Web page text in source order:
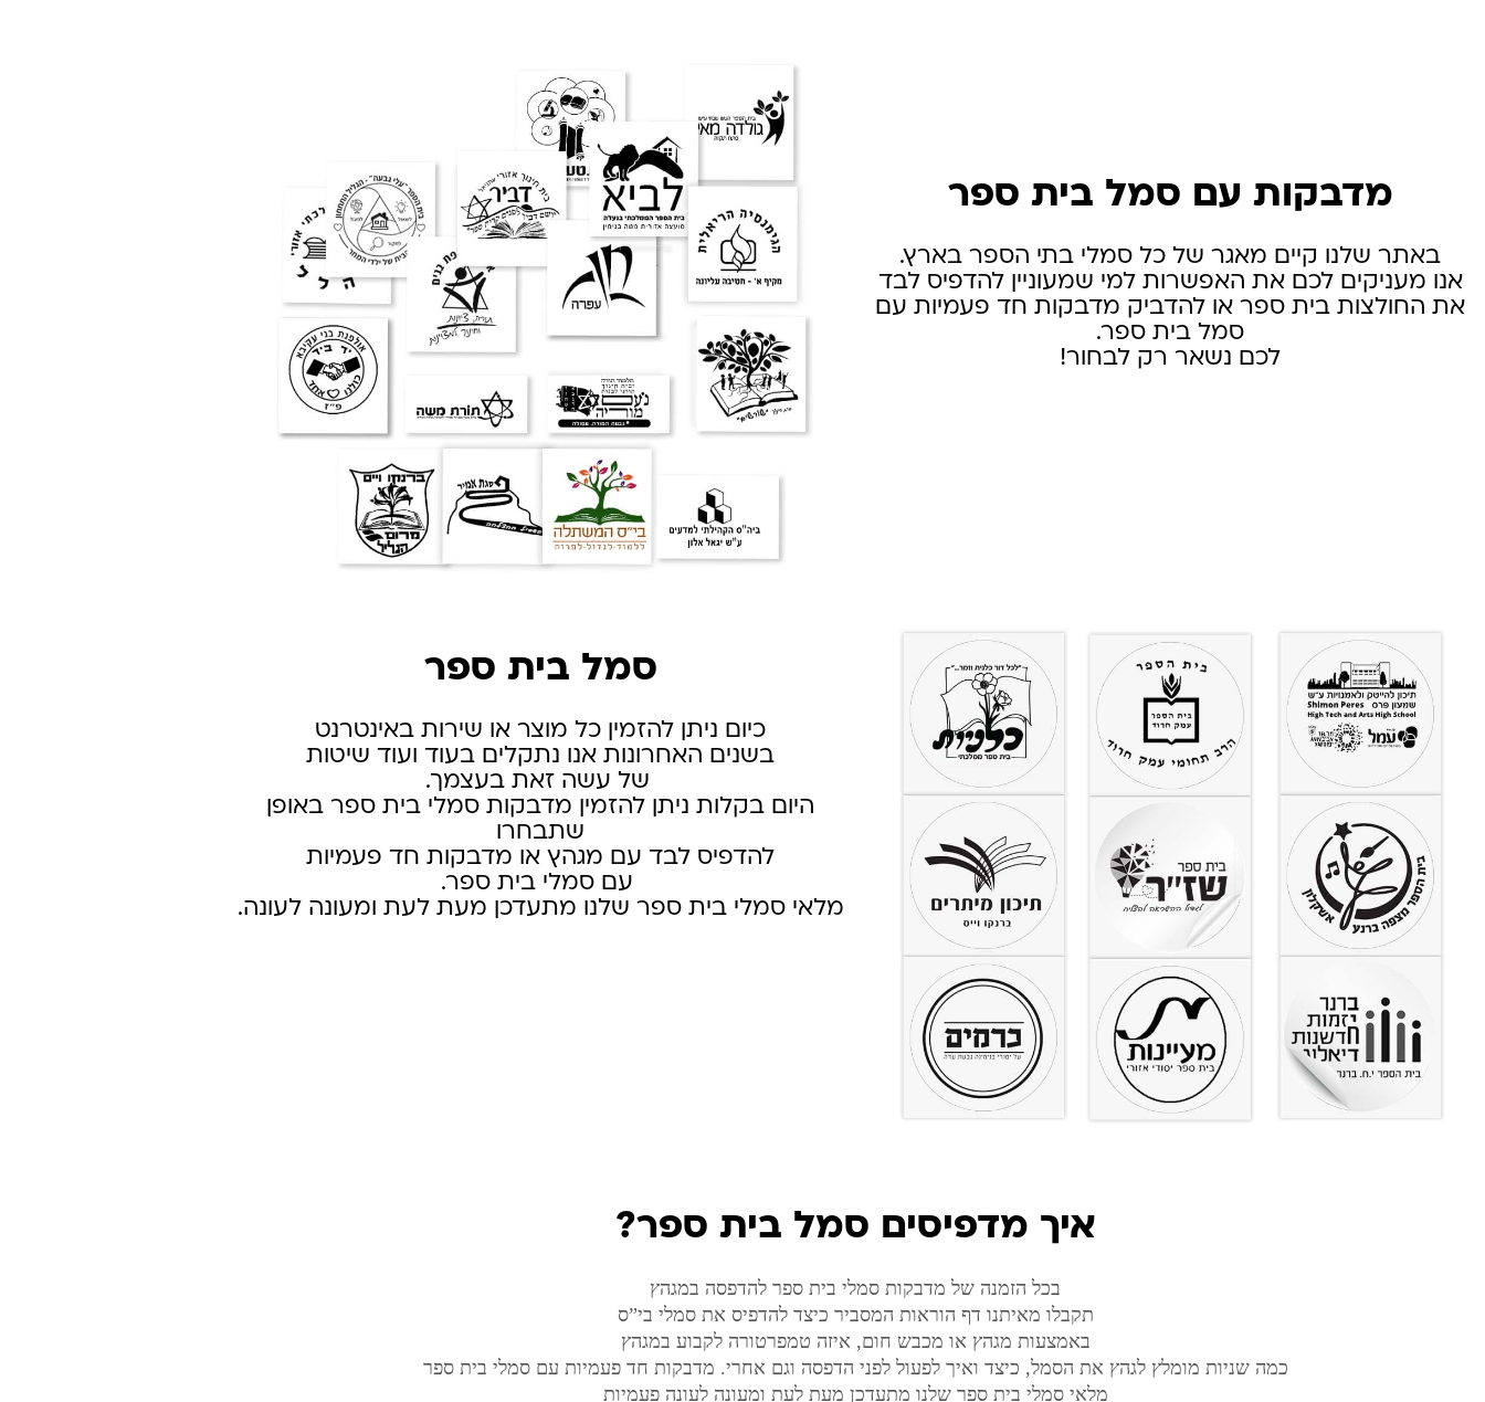
מדבקות עם סמל בית ספר
באתר שלנו קיים מאגר של כל סמלי בתי הספר בארץ.
אנו מעניקים לכם את האפשרות למי שמעוניין להדפיס לבד
את החולצות בית ספר או להדביק מדבקות חד פעמיות עם
סמל בית ספר.
לכם נשאר רק לבחור!
סמל בית ספר
כיום ניתן להזמין כל מוצר או שירות באינטרנט
בשנים האחרונות אנו נתקלים בעוד ועוד שיטות
של עשה זאת בעצמך.
היום בקלות ניתן להזמין מדבקות סמלי בית ספר באופן
שתבחרו
להדפיס לבד עם מגהץ או מדבקות חד פעמיות
עם סמלי בית ספר.
מלאי סמלי בית ספר שלנו מתעדכן מעת לעת ומעונה לעונה.
איך מדפיסים סמל בית ספר?
בכל הזמנה של מדבקות סמלי בית ספר להדפסה במגהץ
תקבלו מאיתנו דף הוראות המסביר כיצד להדפיס את סמלי בי”ס
באמצעות מגהץ או מכבש חום, איזה טמפרטורה לקבוע במגהץ
כמה שניות מומלץ לגהץ את הסמל, כיצד ואיך לפעול לפני הדפסה וגם אחרי. מדבקות חד פעמיות עם סמלי בית ספר
מלאי סמלי בית ספר שלנו מתעדכן מעת לעת ומעונה לעונה פעמיות